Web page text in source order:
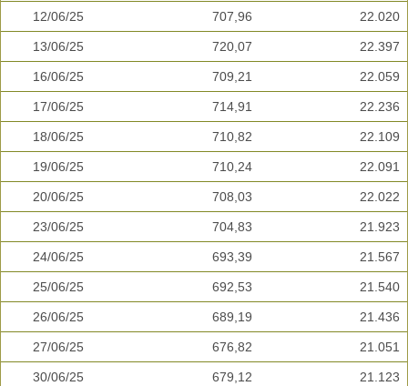
12/06/25 707,96 22.020
13/06/25 720,07 22.397
16/06/25 709,21 22.059
17/06/25 714,91 22.236
18/06/25 710,82 22.109
19/06/25 710,24 22.091
20/06/25 708,03 22.022
23/06/25 704,83 21.923
24/06/25 693,39 21.567
25/06/25 692,53 21.540
26/06/25 689,19 21.436
27/06/25 676,82 21.051
30/06/25 679,12 21.123